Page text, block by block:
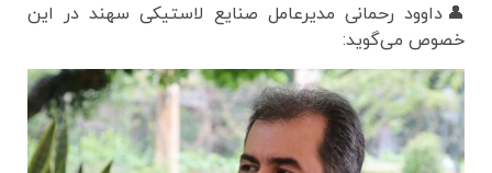
👤داوود رحمانی مدیرعامل صنایع لاستیکی سهند در این
خصوص می‌گوید: